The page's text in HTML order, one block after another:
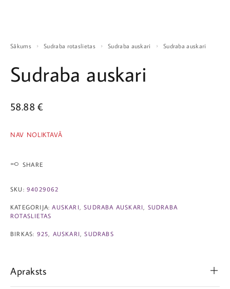
Sākums Sudraba rotaslietas Sudraba auskari Sudraba auskari
Sudraba auskari
58.88€
NAV NOLIKTAVĀ
SHARE
SKU: 94029062
KATEGORIJA:AUSKARI ,SUDRABA AUSKARI
SUDRABA
ROTASLIETAS
BIRKAS: 925 AUSKARI ,SUDRABS
Apraksts